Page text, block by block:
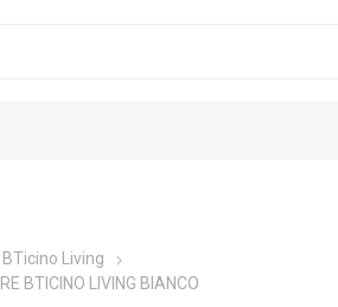
BTicino Living
BTICINO LIVING BIANCO